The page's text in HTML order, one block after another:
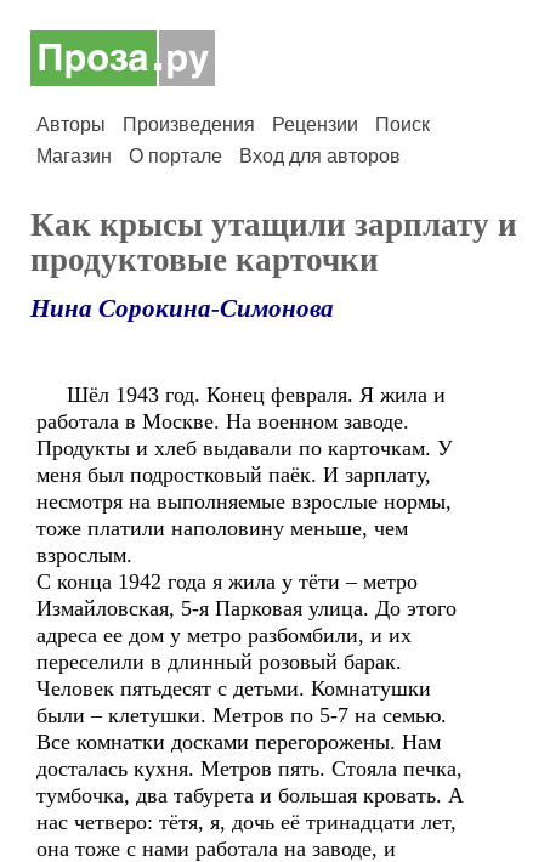
Авторы Произведения Рецензии
Поиск
Магазин
О портале Вход для авторов
Как крысы утащили зарплату и
продуктовые карточки
Нина Сорокина-Симонова
Шёл 1943 год. Конец февраля. Я жила и
работала в Москве. На военном заводе.
Продукты и хлеб выдавали по карточкам. У
меня был подростковый паёк. И зарплату,
несмотря на выполняемые взрослые нормы,
тоже платили наполовину меньше, чем
взрослым.
С конца 1942 года я жила у тёти – метро
Измайловская, 5-я Парковая улица. До этого
адреса ее дом у метро разбомбили, и их
переселили в длинный розовый барак.
Человек пятьдесят с детьми. Комнатушки
были – клетушки. Метров по 5-7 на семью.
Все комнатки досками перегорожены. Нам
досталась кухня. Метров пять. Стояла печка,
тумбочка, два табурета и большая кровать. А
нас четверо: тётя, я, дочь её тринадцати лет,
она тоже с нами работала на заводе, и